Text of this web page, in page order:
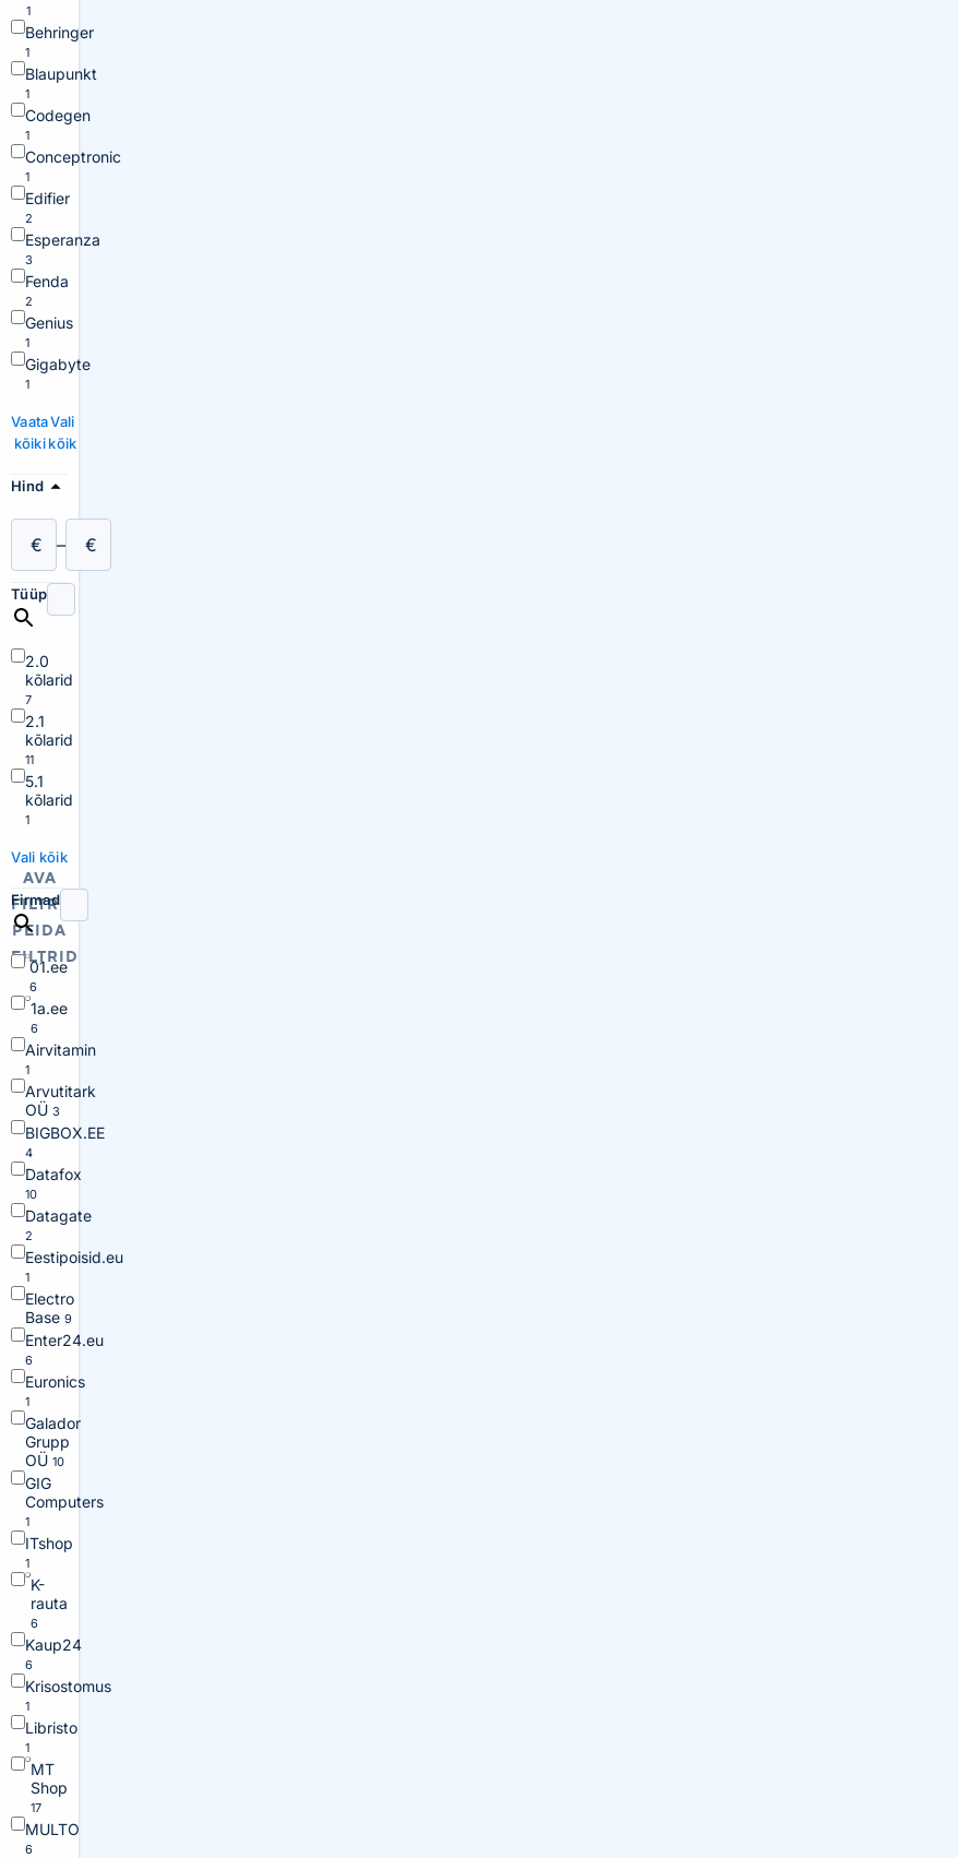
AVA
FILTRID
PEIDA
FILTRID
1
Behringer
1
Blaupunkt
1
Codegen
1
Conceptronic
1
Edifier
2
Esperanza
3
Fenda
2
Genius
1
Gigabyte
1
Vaata
kõiki
Vali
kõik
Hind
€ – €
Tüüp
2.0
kõlarid
7
2.1
kõlarid
11
5.1
kõlarid
1
Vali kõik
Firmad
01.ee
6
1a.ee
6
Airvitamin
1
Arvutitark
OÜ 3
BIGBOX.EE
4
Datafox
10
Datagate
2
Eestipoisid.eu
1
Electro
Base 9
Enter24.eu
6
Euronics
1
Galador
Grupp
OÜ 10
GIG
Computers
1
ITshop
1
K-
rauta
6
Kaup24
6
Krisostomus
1
Libristo
1
MT
Shop
17
MULTO
6